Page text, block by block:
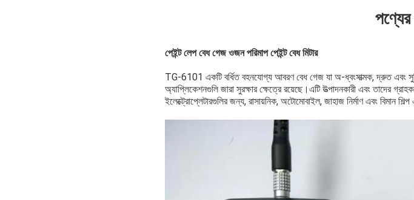
পণ্যের
পেইন্ট লেপ বেধ গেজ ওজন পরিমাপ পেইন্ট বেধ মিটার
TG-6101 একটি বর্ধিত বহনযোগ্য আবরণ বেধ গেজ যা অ-ধ্বংসাত্মক, দ্রুত এবং
অ্যাপ্লিকেশনগুলি জারা সুরক্ষার ক্ষেত্রে রয়েছে।এটি উত্পাদনকারী এবং তাদের
ইলেক্ট্রোপ্লেটারগুলির জন্য, রাসায়নিক, অটোমোবাইল, জাহাজ নির্মাণ এবং বিমান